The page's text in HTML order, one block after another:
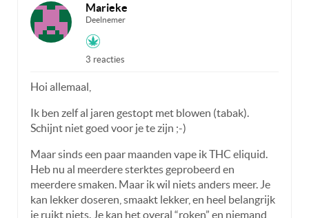
Marieke
Deelnemer
3 reacties
Hoi allemaal,
Ik ben zelf al jaren gestopt met blowen (tabak).
Schijnt niet goed voor je te zijn ;-)
Maar sinds een paar maanden vape ik THC eliquid.
Heb nu al meerdere sterktes geprobeerd en
meerdere smaken. Maar ik wil niets anders meer. Je
kan lekker doseren, smaakt lekker, en heel belangrijk
je ruikt niets. Je kan het overal “roken” en niemand